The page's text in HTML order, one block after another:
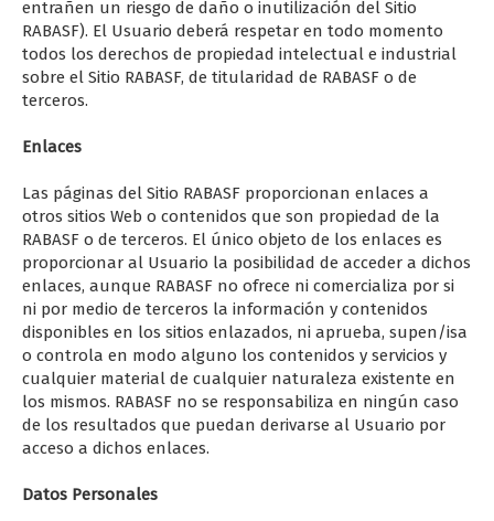
entrañen un riesgo de daño o inutilización del Sitio
RABASF). El Usuario deberá respetar en todo momento
todos los derechos de propiedad intelectual e industrial
sobre el Sitio RABASF, de titularidad de RABASF o de
terceros.
Enlaces
Las páginas del Sitio RABASF proporcionan enlaces a
otros sitios Web o contenidos que son propiedad de la
RABASF o de terceros. El único objeto de los enlaces es
proporcionar al Usuario la posibilidad de acceder a dichos
enlaces, aunque RABASF no ofrece ni comercializa por si
ni por medio de terceros la información y contenidos
disponibles en los sitios enlazados, ni aprueba, supen/isa
o controla en modo alguno los contenidos y servicios y
cualquier material de cualquier naturaleza existente en
los mismos. RABASF no se responsabiliza en ningún caso
de los resultados que puedan derivarse al Usuario por
acceso a dichos enlaces.
Datos Personales